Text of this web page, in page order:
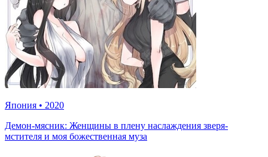
Япония • 2020
Демон-мясник: Женщины в плену наслаждения зверя-
мстителя и моя божественная муза